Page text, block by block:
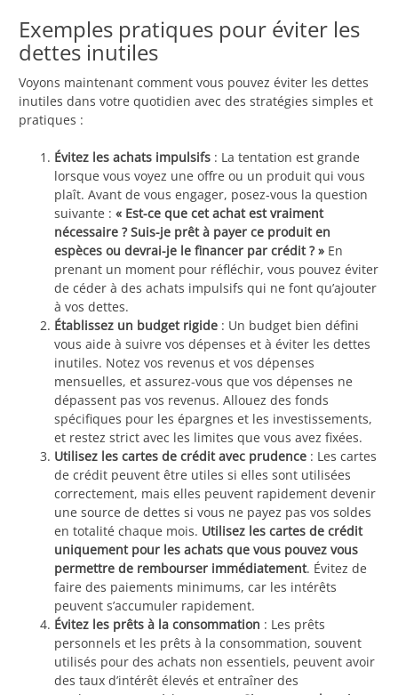
Exemples pratiques pour éviter les
dettes inutiles
Voyons maintenant comment vous pouvez éviter les dettes
inutiles dans votre quotidien avec des stratégies simples et
pratiques :
Évitez les achats impulsifs : La tentation est grande
lorsque vous voyez une offre ou un produit qui vous
plaît. Avant de vous engager, posez-vous la question
suivante : « Est-ce que cet achat est vraiment
nécessaire ? Suis-je prêt à payer ce produit en
espèces ou devrai-je le financer par crédit ? » En
prenant un moment pour réfléchir, vous pouvez éviter
de céder à des achats impulsifs qui ne font qu’ajouter
à vos dettes.
Établissez un budget rigide : Un budget bien défini
vous aide à suivre vos dépenses et à éviter les dettes
inutiles. Notez vos revenus et vos dépenses
mensuelles, et assurez-vous que vos dépenses ne
dépassent pas vos revenus. Allouez des fonds
spécifiques pour les épargnes et les investissements,
et restez strict avec les limites que vous avez fixées.
Utilisez les cartes de crédit avec prudence : Les cartes
de crédit peuvent être utiles si elles sont utilisées
correctement, mais elles peuvent rapidement devenir
une source de dettes si vous ne payez pas vos soldes
en totalité chaque mois. Utilisez les cartes de crédit
uniquement pour les achats que vous pouvez vous
permettre de rembourser immédiatement. Évitez de
faire des paiements minimums, car les intérêts
peuvent s’accumuler rapidement.
Évitez les prêts à la consommation : Les prêts
personnels et les prêts à la consommation, souvent
utilisés pour des achats non essentiels, peuvent avoir
des taux d’intérêt élevés et entraîner des